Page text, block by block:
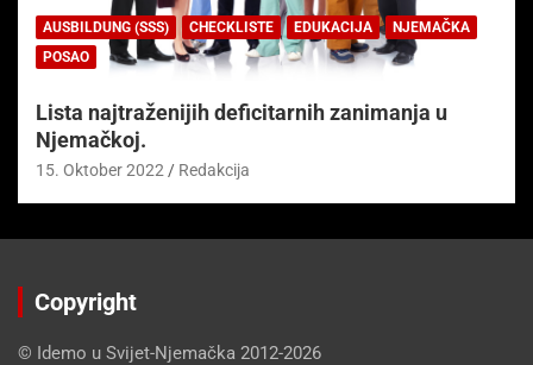
AUSBILDUNG (SSS) CHECKLISTE EDUKACIJA
NJEMAČKA
POSAO
Lista najtraženijih deficitarnih zanimanja u
Njemačkoj.
15. Oktober 2022 Redakcija
Copyright
© Idemo u Svijet-Njemačka 2012-2026